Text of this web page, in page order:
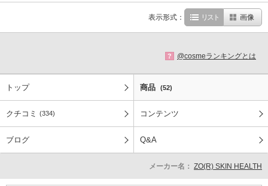
表示形式： リスト 画像
? @cosmeランキングとは
トップ 商品 (52)
クチコミ (334) コンテンツ
ブログ Q&A
メーカー名： ZO(R) SKIN HEALTH